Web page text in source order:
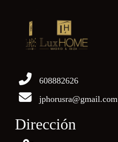
608882626
jphorusra@gmail.com
Dirección